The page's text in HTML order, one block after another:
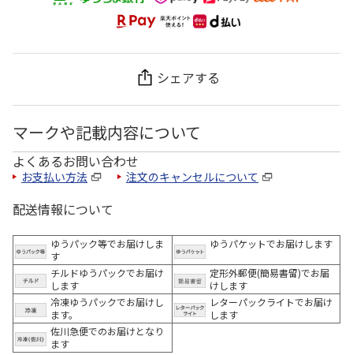
シェアする
マークや記載内容について
よくあるお問い合わせ
お支払い方法 注文のキャンセルについて
配送情報について
ゆうパック等でお届けしま
す
ゆうパケットでお届けします
チルドゆうパックでお届け
します
定形外郵便(簡易書留)でお届
けします
冷凍ゆうパックでお届けし
ます。
レターパックライトでお届け
します
佐川急便でのお届けとなり
ます